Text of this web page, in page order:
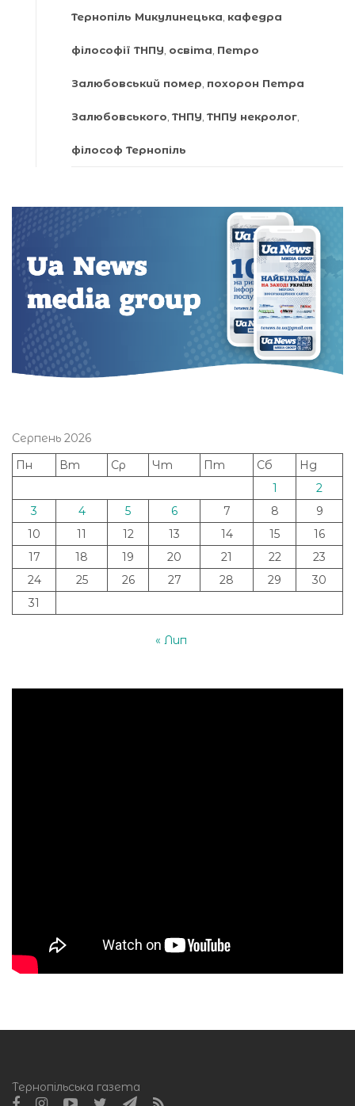
Тернопіль Микулинецька кафедра
філософії ТНПУ освіта Петро
Залюбовський помер похорон Петра
Залюбовського ТНПУ ТНПУ некролог
філософ Тернопіль
Серпень 2026
Пн
Вт Ср Чт Пт Сб
Нд
1
2
3
4 5 6 7 8
9
10
11 12 13 14 15
16
17
18 19 20 21 22
23
24
25 26 27 28 29
30
31
« Лип
Тернопільська газета